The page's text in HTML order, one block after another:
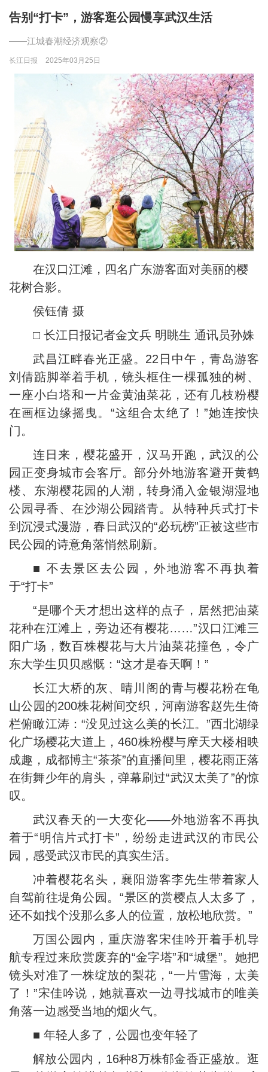
告别“打卡”，游客逛公园慢享武汉生活
——江城春潮经济观察②
长江日报 2025年03月25日
在汉口江滩，四名广东游客面对美丽的樱
花树合影。
侯钰倩 摄
□ 长江日报记者金文兵 明眺生 通讯员孙姝
武昌江畔春光正盛。22日中午，青岛游客
刘倩踮脚举着手机，镜头框住一棵孤独的树、
一座小白塔和一片金黄油菜花，还有几枝粉樱
在画框边缘摇曳。“这组合太绝了！”她连按快
门。
连日来，樱花盛开，汉马开跑，武汉的公
园正变身城市会客厅。部分外地游客避开黄鹤
楼、东湖樱花园的人潮，转身涌入金银湖湿地
公园寻香、在沙湖公园踏青。从特种兵式打卡
到沉浸式漫游，春日武汉的“必玩榜”正被这些市
民公园的诗意角落悄然刷新。
■ 不去景区去公园，外地游客不再执着
于“打卡”
“是哪个天才想出这样的点子，居然把油菜
花种在江滩上，旁边还有樱花……”汉口江滩三
阳广场，数百株樱花与大片油菜花撞色，令广
东大学生贝贝感慨：“这才是春天啊！”
长江大桥的灰、晴川阁的青与樱花粉在龟
山公园的200株花树间交织，河南游客赵先生倚
栏俯瞰江涛：“没见过这么美的长江。”西北湖绿
化广场樱花大道上，460株粉樱与摩天大楼相映
成趣，成都博主“茶茶”的直播间里，樱花雨正落
在街舞少年的肩头，弹幕刷过“武汉太美了”的惊
叹。
武汉春天的一大变化——外地游客不再执
着于“明信片式打卡”，纷纷走进武汉的市民公
园，感受武汉市民的真实生活。
冲着樱花名头，襄阳游客李先生带着家人
自驾前往堤角公园。“景区的赏樱点人太多了，
还不如找个没那么多人的位置，放松地欣赏。”
万国公园内，重庆游客宋佳吟开着手机导
航专程过来欣赏废弃的“金字塔”和“城堡”。她把
镜头对准了一株绽放的梨花，“一片雪海，太美
了！”宋佳吟说，她就喜欢一边寻找城市的唯美
角落一边感受当地的烟火气。
■ 年轻人多了，公园也变年轻了
解放公园内，16种8万株郁金香正盛放。逛